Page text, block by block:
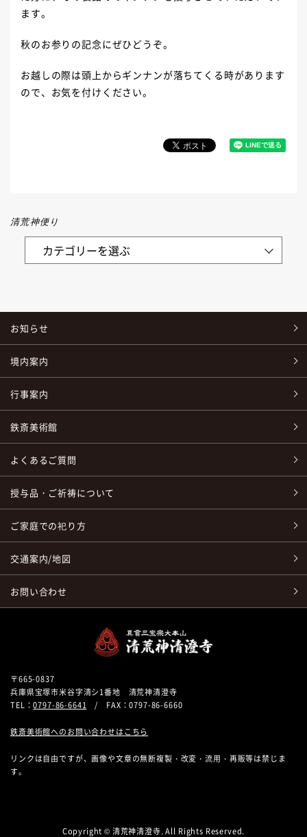
ます。
秋のお参りの記念にぜひどうぞ。
お越しの際は頭上からギンナンが落ちてくる時があります
ので、お気を付けください。
清荒神便り
お知らせ
境内案内
行事案内
鉄斎美術館
よくあるご質問
授与品・ご祈祷について
ご家庭での祀り方
交通案内/地図
お問い合わせ
〒665-0837
兵庫県宝塚市米谷字清シ1番地 清荒神清澄寺
TEL：0797-86-6641 / FAX：0797-86-6660
鉄斎美術館へのお問い合わせはこちら
リンクは自由ですが、画像や文章の無断複製・改変・流用・再販等は禁じま
す。
Copyright © 清荒神清澄寺. All Rights Reserved.